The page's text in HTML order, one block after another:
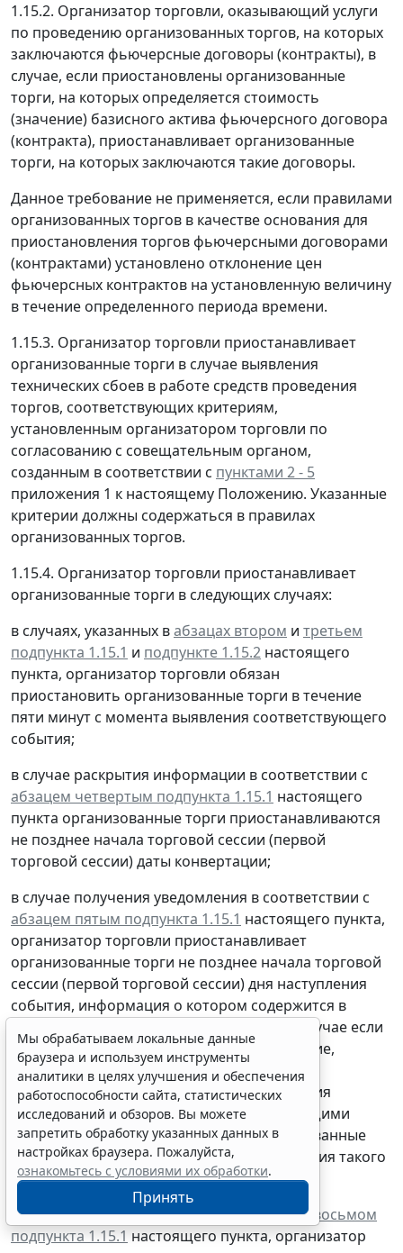
1.15.2. Организатор торговли, оказывающий услуги
по проведению организованных торгов, на которых
заключаются фьючерсные договоры (контракты), в
случае, если приостановлены организованные
торги, на которых определяется стоимость
(значение) базисного актива фьючерсного договора
(контракта), приостанавливает организованные
торги, на которых заключаются такие договоры.
Данное требование не применяется, если правилами
организованных торгов в качестве основания для
приостановления торгов фьючерсными договорами
(контрактами) установлено отклонение цен
фьючерсных контрактов на установленную величину
в течение определенного периода времени.
1.15.3. Организатор торговли приостанавливает
организованные торги в случае выявления
технических сбоев в работе средств проведения
торгов, соответствующих критериям,
установленным организатором торговли по
согласованию с совещательным органом,
созданным в соответствии с пунктами 2 - 5
приложения 1 к настоящему Положению. Указанные
критерии должны содержаться в правилах
организованных торгов.
1.15.4. Организатор торговли приостанавливает
организованные торги в следующих случаях:
в случаях, указанных вабзацах втором и третьем
подпункта 1.15.1 и подпункте 1.15.2 настоящего
пункта, организатор торговли обязан
приостановить организованные торги в течение
пяти минут с момента выявления соответствующего
события;
в случае раскрытия информации в соответствии с
абзацем четвертым подпункта 1.15.1 настоящего
пункта организованные торги приостанавливаются
не позднее начала торговой сессии (первой
торговой сессии) даты конвертации;
в случае получения уведомления в соответствии с
абзацем пятым подпункта 1.15.1 настоящего пункта,
организатор торговли приостанавливает
организованные торги не позднее начала торговой
сессии (первой торговой сессии) дня наступления
события, информация о котором содержится в
указанном сообщении (уведомлении). В случае если
организатор торговли получил уведомление,
указанное в абзаце пятом подпункта 1.15.1
настоящего пункта, в день приостановления
(блокирования) операций с соответствующими
ценными бумагами эмитента, то организованные
торги приостанавливаются в день получения такого
уведомления;
в случаях, указанных вабзацах седьмоми восьмом
подпункта 1.15.1 настоящего пункта, организатор
Мы обрабатываем локальные данные
браузера и используем инструменты
аналитики в целях улучшения и обеспечения
работоспособности сайта, статистических
исследований и обзоров. Вы можете
запретить обработку указанных данных в
настройках браузера. Пожалуйста,
ознакомьтесь с условиями их обработки.
Принять